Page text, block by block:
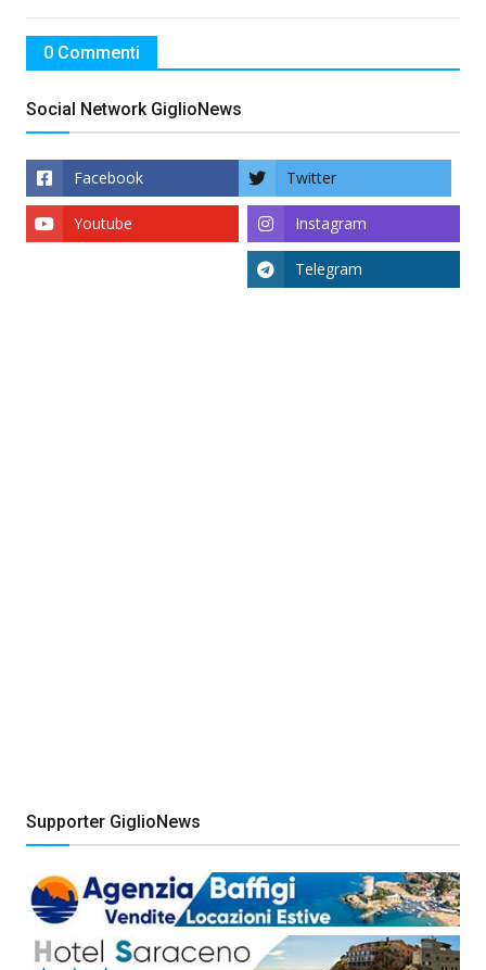
0 Commenti
Social Network GiglioNews
Facebook Twitter
Instagram
Youtube
Telegram
Supporter GiglioNews